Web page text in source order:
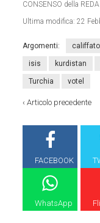
CONSENSO della
Ultima modifica:22
Argomenti: califfato
isis kurdistan
Turchia votel
‹Articolo precedente
FACEBOOK
WhatsApp